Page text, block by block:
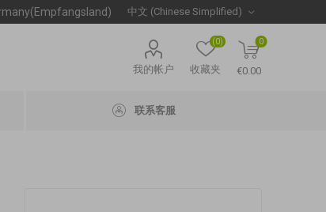
我的帐户 收藏夹
(0) 0
€0.00
联系客服